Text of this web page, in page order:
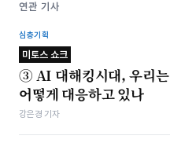
연관 기사
심층기획
미토스 쇼크
③ AI 대해킹시대, 우리는
어떻게 대응하고 있나
강은경 기자